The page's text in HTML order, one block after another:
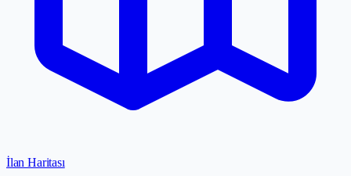
İlan Haritası